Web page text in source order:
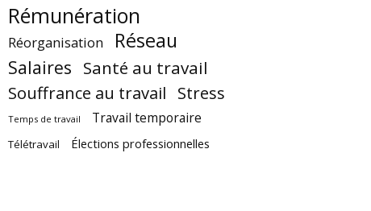
Rémunération
Réorganisation Réseau
Salaires Santé au travail
Souffrance au travail Stress
Temps de travail Travail temporaire
Télétravail Élections professionnelles